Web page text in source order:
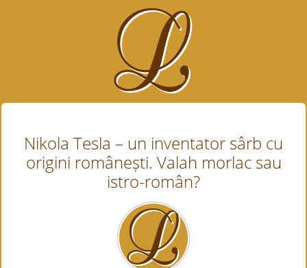
Nikola Tesla – un inventator sârb cu
origini românești. Valah morlac sau
istro-român?